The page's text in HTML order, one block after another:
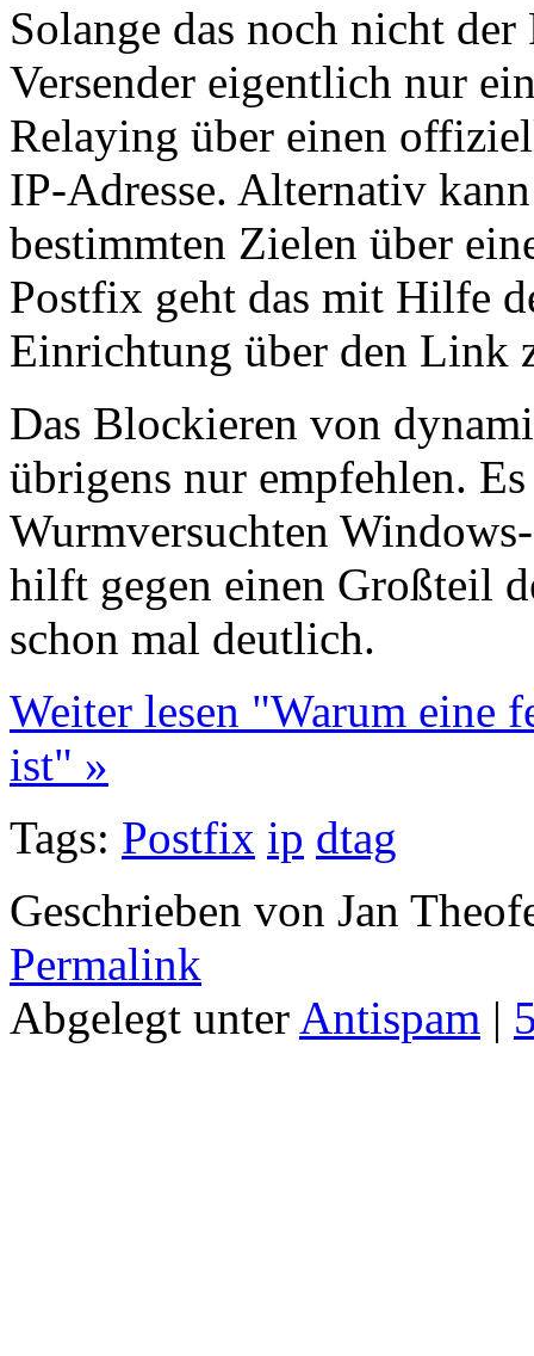
Solange das noch nicht
Versender eigentlich nur
Relaying über einen
IP-Adresse. Alternativ
bestimmten Zielen über
Postfix geht das mit Hilfe
Einrichtung über den Link
Das Blockieren von
übrigens nur empfehlen.
Wurmversuchten
hilft gegen einen Großteil
schon mal deutlich.
Weiter lesen "Warum eine
ist" »
Tags: Postfix ip dtag
Geschrieben von Jan
Permalink
Abgelegt unter Antispam |